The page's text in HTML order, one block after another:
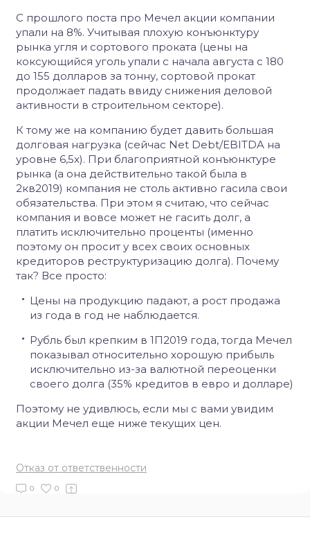
С прошлого поста про Мечел акции компании
упали на 8%. Учитывая плохую конъюнктуру
рынка угля и сортового проката (цены на
коксующийся уголь упали с начала августа с 180
до 155 долларов за тонну, сортовой прокат
продолжает падать ввиду снижения деловой
активности в строительном секторе).
К тому же на компанию будет давить большая
долговая нагрузка (сейчас Net Debt/EBITDA на
уровне 6,5х). При благоприятной конъюнктуре
рынка (а она действительно такой была в
2кв2019) компания не столь активно гасила свои
обязательства. При этом я считаю, что сейчас
компания и вовсе может не гасить долг, а
платить исключительно проценты (именно
поэтому он просит у всех своих основных
кредиторов реструктуризацию долга). Почему
так? Все просто:
Цены на продукцию падают, а рост продажа
из года в год не наблюдается.
Рубль был крепким в 1П2019 года, тогда Мечел
показывал относительно хорошую прибыль
исключительно из-за валютной переоценки
своего долга (35% кредитов в евро и долларе)
Поэтому не удивлюсь, если мы с вами увидим
акции Мечел еще ниже текущих цен.
Отказ от ответственности
0 0